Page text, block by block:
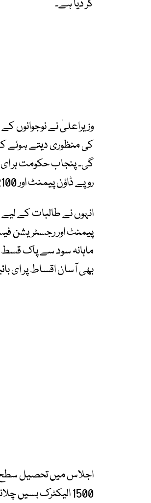
کر دیا ہے۔
وزیراعلیٰ نے نوجوانوں
کی منظوری دیتے ہوئے
روپے ڈاؤن پیمنٹ اور 2100 روپے ماہانہ سود سے پاک قسط ادا کرنا ہوگی۔
انہوں نے طالبات کے
ماہانہ سود سے پاک قسط
بھی آسان اقساط پر ای
1500 الیکٹرک